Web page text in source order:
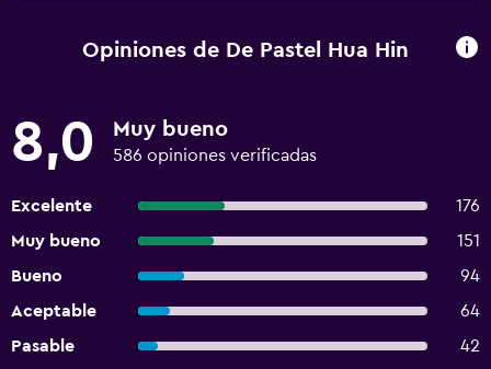
Opiniones de De Pastel Hua Hin
8,0 Muy bueno
586 opiniones verificadas
Excelente
176
Muy bueno
151
Bueno
94
Aceptable
64
Pasable
42